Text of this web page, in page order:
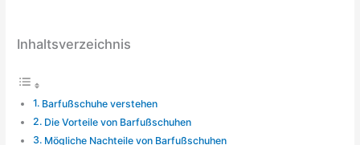
Inhaltsverzeichnis
Barfußschuhe verstehen
Die Vorteile von Barfußschuhen
Mögliche Nachteile von Barfußschuhen